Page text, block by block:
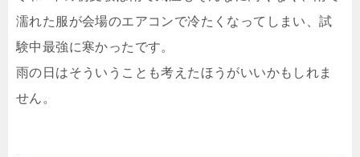
濡れた服が会場のエアコンで冷たくなってしまい、試
験中最強に寒かったです。
雨の日はそういうことも考えたほうがいいかもしれま
せん。